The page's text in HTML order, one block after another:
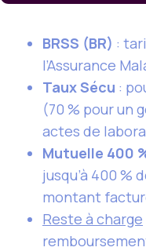
BRSS (BR) :
l’Assurance
Taux Sécu :
(70 % pour un
actes de
Mutuelle 400
jusqu’à 400 %
montant
Reste à charge